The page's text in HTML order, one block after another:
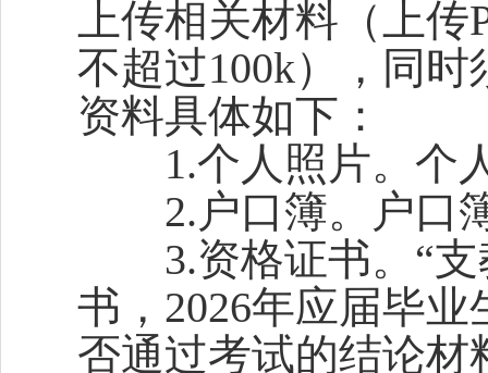
上传相关材料（上传
不超过100k），同
资料具体如下：
1.个人照片。个
2.户口簿。户口
3.资格证书。“支
书，2026年应届毕
否通过考试的结论